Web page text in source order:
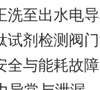
洗至出水电
试剂检测阀
全与能耗故障